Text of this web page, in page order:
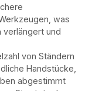
was
verlängert und
von Ständern
Handstücke,
abgestimmt